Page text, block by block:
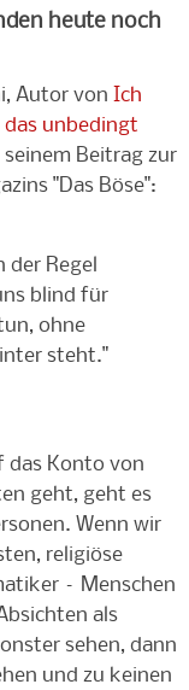
heute noch
Autor von Ich
das unbedingt
Beitrag zur
"Das Böse":
der Regel
blind für
ohne
steht."
das Konto von
geht, geht es
Wenn wir
religiöse
– Menschen
als
sehen, dann
und zu keinen